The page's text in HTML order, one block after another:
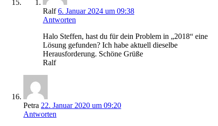
Ralf 6. Januar 2024 um 09:38
Antworten
Halo Steffen, hast du für dein Problem in „2018“ eine
Lösung gefunden? Ich habe aktuell dieselbe
Herausforderung. Schöne Grüße
Ralf
Petra 22. Januar 2020 um 09:20
Antworten